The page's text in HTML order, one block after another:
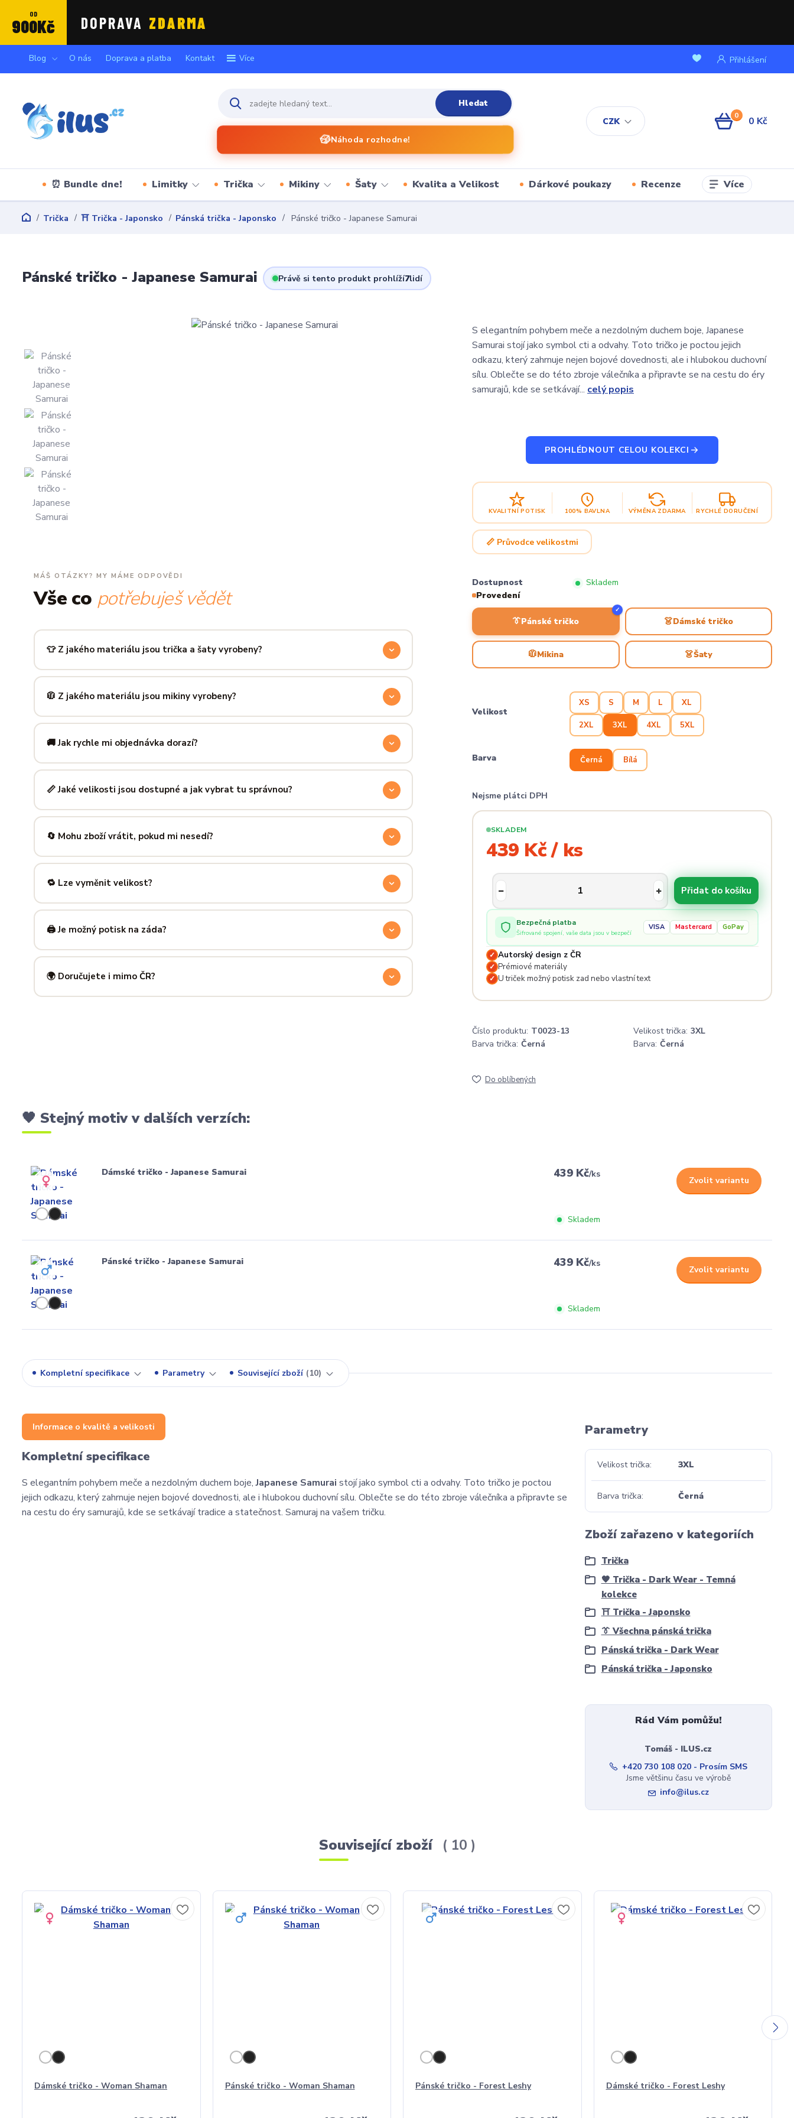
OD
900Kč DOPRAVA ZDARMA
Blog O nás Doprava a platba Kontakt Více
CZK
Přihlášení
Hledat
🎲Náhoda rozhodne!
0 0 Kč
⏰ Bundle dne! Limitky Trička Mikiny Šaty Kvalita a Velikost Dárkové poukazy Recenze Více
Trička ⛩️ Trička - Japonsko Pánská trička - Japonsko Pánské tričko - Japanese Samurai
Pánské tričko - Japanese Samurai Právě si tento produkt prohlíží7lidí
MÁŠ OTÁZKY? MY MÁME ODPOVĚDI
Vše co potřebuješ vědět
👕 Z jakého materiálu jsou trička a šaty vyrobeny?
Používáme prémiovou 100% bavlnu — měkkou na dotek, prodyšnou a odolnou. Produkt si
zachová tvar i barvu i po desítkách praní. Kvalita, kterou pocítíš hned při prvním oblečení.
🧥 Z jakého materiálu jsou mikiny vyrobeny?
Mikiny šijeme ze směsi80 % bavlny a 20 % polyesteru— příjemně hřejivá, pevná a zároveň
prodyšná kombinace, která si dlouho drží tvar i po opakovaném praní.
🚚 Jak rychle mi objednávka dorazí?
Mimo sezónu balíme a odesíláme do 3 pracovních dní. Doručení přes PPL, GLS nebo Českou
poštu trvá obvykle 1–3 pracovní dny — zboží tak můžeš mít u sebe už za pár dní.
📏 Jaké velikosti jsou dostupné a jak vybrat tu správnou?
Nabízíme velikosti XS až 5XL, takže si vybere opravdu každý. Klikni naPrůvodce velikostmi
výše — najdeš tam přesné míry v cm a výběr velikosti bude hračka.
🔄 Mohu zboží vrátit, pokud mi nesedí?
Samozřejmě. Máš plných14 dní na vráceníbez udání důvodu. Stačí nás kontaktovat na
info@ilus.cza vše vyřídíme rychle a bez komplikací.
🔁 Lze vyměnit velikost?
Standardně výměnu nenabízíme, ale víme, že se to stane — proto se nebojte napsat na
info@ilus.cz. Většinou společně najdeme řešení, které vás potěší.
🖨️ Je možný potisk na záda?
Ano! Potisk zad je možný u většiny našich produktů — skvělé pro originální dárky nebo párové
kousky. Napiš nám předem na
🌍 Doručujete i mimo ČR?
S elegantním pohybem meče a nezdolným duchem boje, Japanese
Samurai stojí jako symbol cti a odvahy. Toto tričko je poctou jejich
odkazu, který zahrnuje nejen bojové dovednosti, ale i hlubokou duchovní
sílu. Oblečte se do této zbroje válečníka a připravte se na cestu do éry
samurajů, kde se setkávají... celý popis
PROHLÉDNOUT CELOU KOLEKCI
KVALITNÍ POTISK 100% BAVLNA VÝMĚNA ZDARMA RYCHLÉ DORUČENÍ
📏 Průvodce velikostmi
Dostupnost
Skladem
Provedení
👔Pánské tričko
✓
👗Dámské tričko
🧥Mikina 👗Šaty
Velikost
XS S M L XL
2XL 3XL 4XL 5XL
Barva Černá Bílá
Nejsme plátci DPH
SKLADEM
439 Kč / ks
Přidat do košíku
Bezpečná platba
Šifrované spojení, vaše data jsou v bezpečí
VISA Mastercard GoPay
✓ Autorský design z ČR
✓ Prémiové materiály
✓ U triček možný potisk zad nebo vlastní text
Číslo produktu: T0023-13 Velikost trička: 3XL
Barva trička: Černá Barva: Černá
Do oblíbených
🖤 Stejný motiv v dalších verzích:
Dámské tričko - Japanese Samurai 439 Kč/ks
Skladem
Zvolit variantu
Pánské tričko - Japanese Samurai 439 Kč/ks
Skladem
Zvolit variantu
Kompletní specifikace Parametry Související zboží 10
Informace o kvalitě a velikosti
Kompletní specifikace
S elegantním pohybem meče a nezdolným duchem boje,Japanese Samurai stojí jako symbol cti a odvahy. Toto tričko je poctou
jejich odkazu, který zahrnuje nejen bojové dovednosti, ale i hlubokou duchovní sílu. Oblečte se do této zbroje válečníka a připravte se
na cestu do éry samurajů, kde se setkávají tradice a statečnost. Samuraj na vašem tričku.
Parametry
Velikost trička 3XL
Barva trička Černá
Zboží zařazeno v kategoriích
Trička
🖤 Trička - Dark Wear - Temná
kolekce
⛩️ Trička - Japonsko
👔 Všechna pánská trička
Pánská trička - Dark Wear
Pánská trička - Japonsko
Rád Vám pomůžu!
Tomáš - ILUS.cz
+420 730 108 020 - Prosím SMS
Jsme většinu času ve výrobě
info@ilus.cz
Související zboží 10
Dámské tričko - Woman Shaman Pánské tričko - Woman Shaman Pánské tričko - Forest Leshy Dámské tričko - Forest Leshy